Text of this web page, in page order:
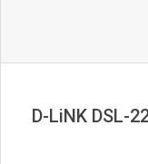
D-LiNK DSL-